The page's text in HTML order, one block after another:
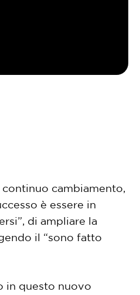
cambiamento,
è essere in
di ampliare la
il “sono fatto
in questo nuovo